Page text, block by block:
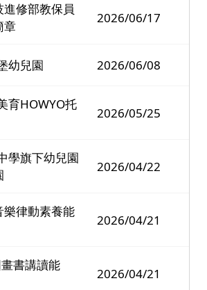
修部教保員
章
2026/06/17
幼兒園 2026/06/08
育HOWYO托
2026/05/25
學旗下幼兒園
2026/04/22
律動素養能
2026/04/21
書講讀能
2026/04/21